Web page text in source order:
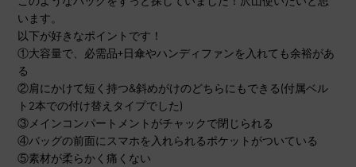
います。
以下が好きなポイントです！
①大容量で、必需品+日傘やハンディファンを入れても余裕があ
る
②肩にかけて短く持つ&斜めがけのどちらにもできる(付属ベル
ト2本での付け替えタイプでした)
③メインコンパートメントがチャックで閉じられる
④バッグの前面にスマホを入れられるポケットがついている
⑤素材が柔らかく痛くない